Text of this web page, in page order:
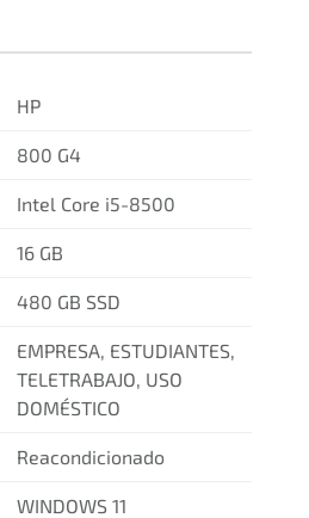
HP
800 G4
Intel Core i5-8500
16 GB
480 GB SSD
EMPRESA, ESTUDIANTES,
TELETRABAJO, USO
DOMÉSTICO
Reacondicionado
WINDOWS 11